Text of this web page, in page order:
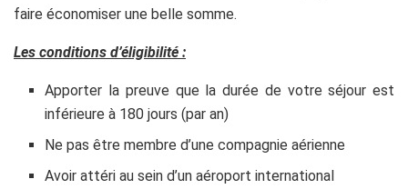
faire économiser une belle somme.
Les conditions d’éligibilité :
Apporter la preuve que la durée de votre séjour est
inférieure à 180 jours (par an)
Ne pas être membre d’une compagnie aérienne
Avoir attéri au sein d’un aéroport international